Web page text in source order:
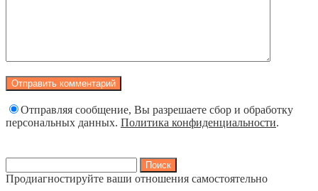
Отправляя сообщение, Вы разрешаете сбор и обработку
персональных данных. Политика конфиденциальности.
Продиагностируйте ваши отношения самостоятельно